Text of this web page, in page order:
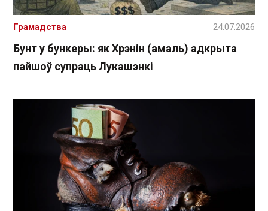
Бунт у бункеры: як Хрэнін (амаль) адкрыта
пайшоў супраць Лукашэнкі
Грамадства 24.07.2026